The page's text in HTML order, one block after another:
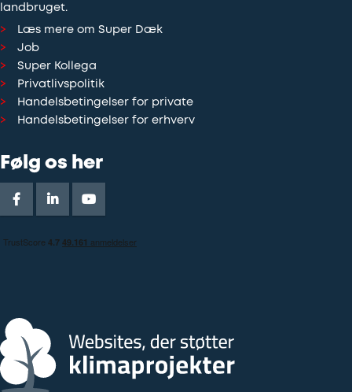
landbruget.
Læs mere om Super Dæk
Job
Super Kollega
Privatlivspolitik
Handelsbetingelser for private
Handelsbetingelser for erhverv
Følg os her